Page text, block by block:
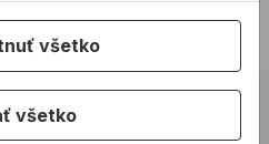
všetko
všetko